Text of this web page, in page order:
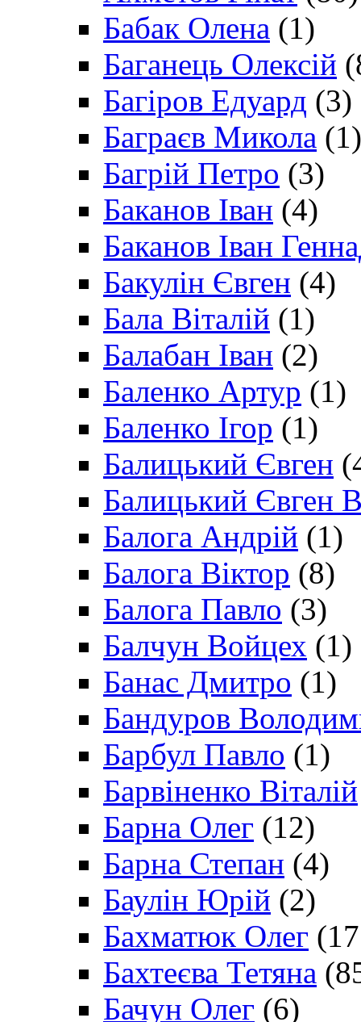
Бабак Олена (1)
Баганець Олексій
Багіров Едуард (3)
Баграєв Микола (1)
Багрій Петро (3)
Баканов Іван (4)
Баканов Іван
Бакулін Євген (4)
Бала Віталій (1)
Балабан Іван (2)
Баленко Артур (1)
Баленко Ігор (1)
Балицький Євген
Балицький Євген
Балога Андрій (1)
Балога Віктор (8)
Балога Павло (3)
Балчун Войцех (1)
Банас Дмитро (1)
Бандуров
Барбул Павло (1)
Барвіненко Віталій
Барна Олег (12)
Барна Степан (4)
Баулін Юрій (2)
Бахматюк Олег
Бахтеєва Тетяна
Бачун Олег (6)